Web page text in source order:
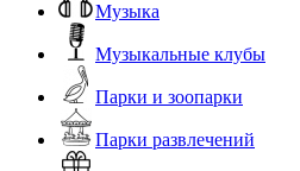
Музыка
Музыкальные клубы
Парки и зоопарки
Парки развлечений